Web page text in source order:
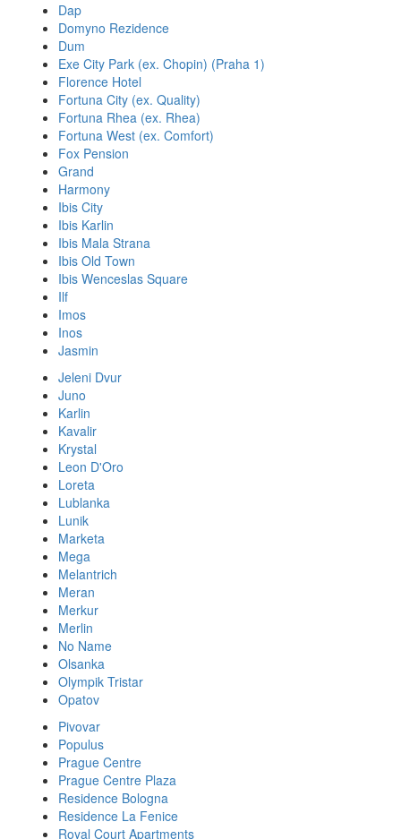
Dap
Domyno Rezidence
Dum
Exe City Park (ex. Chopin) (Praha 1)
Florence Hotel
Fortuna City (ex. Quality)
Fortuna Rhea (ex. Rhea)
Fortuna West (ex. Comfort)
Fox Pension
Grand
Harmony
Ibis City
Ibis Karlin
Ibis Mala Strana
Ibis Old Town
Ibis Wenceslas Square
Ilf
Imos
Inos
Jasmin
Jeleni Dvur
Juno
Karlin
Kavalir
Krystal
Leon D'Oro
Loreta
Lublanka
Lunik
Marketa
Mega
Melantrich
Meran
Merkur
Merlin
No Name
Olsanka
Olympik Tristar
Opatov
Pivovar
Populus
Prague Centre
Prague Centre Plaza
Residence Bologna
Residence La Fenice
Royal Court Apartments